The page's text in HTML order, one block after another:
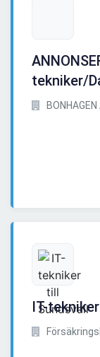
tekniker/
BONHAGEN
IT-